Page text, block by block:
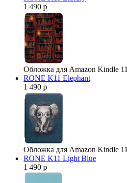
1 490 р
Обложка для Amazon Kindle 11
RONE K11 Elephant
1 490 р
Обложка для Amazon Kindle 11
RONE K11 Light Blue
1 490 р